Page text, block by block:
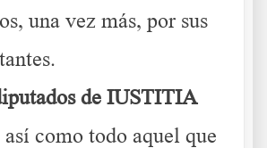
una vez más, por sus
de IUSTITIA
así como todo aquel que